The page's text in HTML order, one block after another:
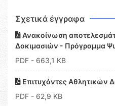
Σχετικά έγγραφα
Ανακοίνωση
Δοκιμασιών - Πρόγραμμα
PDF - 663,1 KB
Επιτυχόντες Αθλητικών
PDF - 62,9 KB